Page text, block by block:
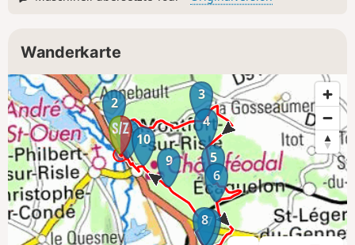
Wanderkarte
1
2
3
4
5
6
7
8
9
10